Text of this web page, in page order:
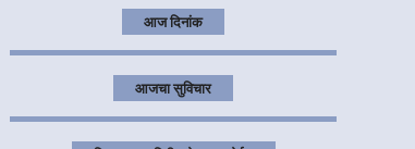
आज दिनांक
आजचा सुविचार